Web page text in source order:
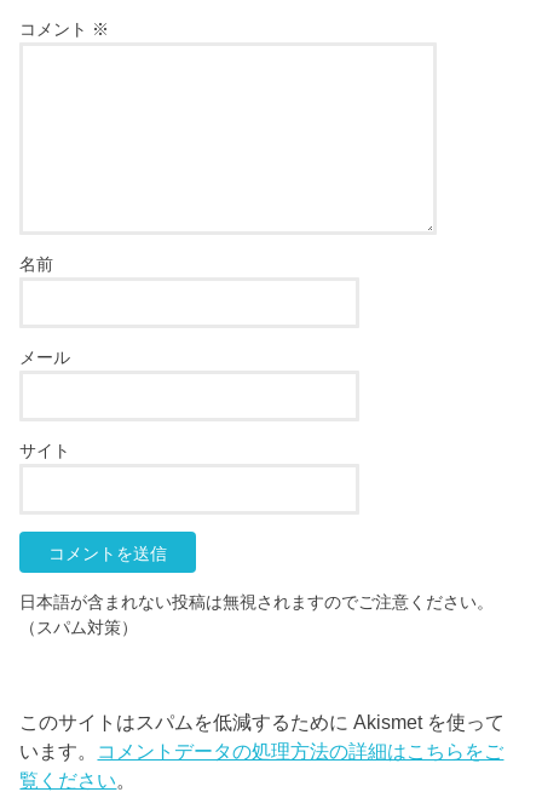
コメント ※
名前
メール
サイト
日本語が含まれない投稿は無視されますのでご注意ください。
（スパム対策）
このサイトはスパムを低減するために Akismet を使って
います。 コメントデータの処理方法の詳細はこちらをご
覧ください。